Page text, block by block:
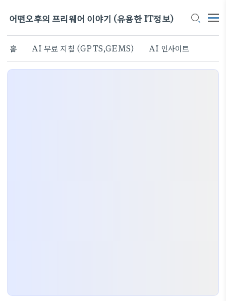
어떤오후의 프리웨어 이야기 (유용한 IT정보)
홈 AI 무료 지침 (GPTS,GEMS) AI 인사이트